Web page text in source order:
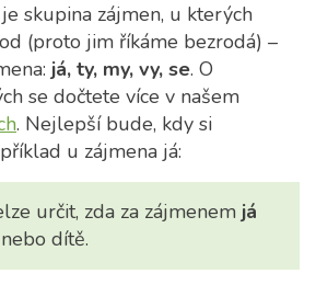
skupina zájmen, u kterých
(proto jim říkáme bezrodá) –
já, ty, my, vy, se. O
se dočtete více v našem
. Nejlepší bude, kdy si
u zájmena já:
určit, zda za zájmenem já
dítě.